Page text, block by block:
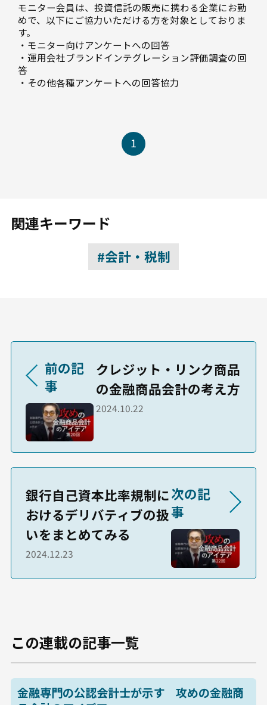
モニター会員は、投資信託の販売に携わる企業にお勤
めで、以下にご協力いただける方を対象としておりま
す。
・モニター向けアンケートへの回答
・運用会社ブランドインテグレーション評価調査の回
答
・その他各種アンケートへの回答協力
1
関連キーワード
#会計・税制
前の記
事
クレジット・リンク商品
の金融商品会計の考え方
2024.10.22
次の記
事
銀行自己資本比率規制に
おけるデリバティブの扱
いをまとめてみる
2024.12.23
この連載の記事一覧
金融専門の公認会計士が示す 攻めの金融商